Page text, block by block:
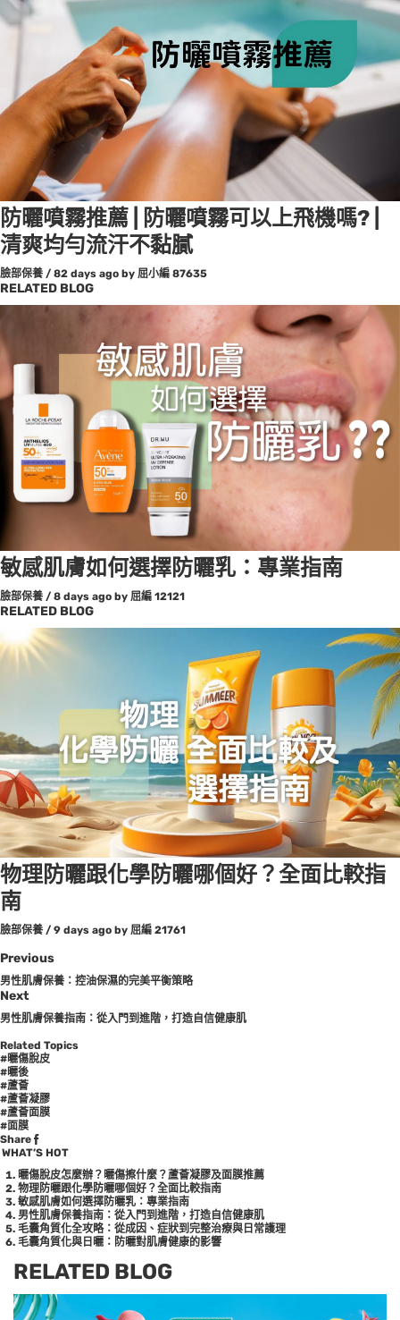
防曬噴霧推薦 | 防曬噴霧可以上飛機嗎? |
清爽均勻流汗不黏膩
臉部保養 / 82 days ago by 屈小編 87635
RELATED BLOG
敏感肌膚如何選擇防曬乳：專業指南
臉部保養 / 8 days ago by 屈編 12121
RELATED BLOG
物理防曬跟化學防曬哪個好？全面比較指
南
臉部保養 / 9 days ago by 屈編 21761
Previous
男性肌膚保養：控油保濕的完美平衡策略
Next
男性肌膚保養指南：從入門到進階，打造自信健康肌
Related Topics
#曬傷脫皮
#曬後
#蘆薈
#蘆薈凝膠
#蘆薈面膜
#面膜
Share
WHAT’S HOT
曬傷脫皮怎麼辦？曬傷擦什麼？蘆薈凝膠及面膜推薦
物理防曬跟化學防曬哪個好？全面比較指南
敏感肌膚如何選擇防曬乳：專業指南
男性肌膚保養指南：從入門到進階，打造自信健康肌
毛囊角質化全攻略：從成因、症狀到完整治療與日常護理
毛囊角質化與日曬：防曬對肌膚健康的影響
RELATED BLOG